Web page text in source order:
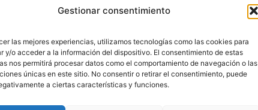
Gestionar consentimiento
las mejores experiencias, utilizamos tecnologías como las cookies para
y/o acceder a la información del dispositivo. El consentimiento de estas
nos permitirá procesar datos como el comportamiento de navegación o las
únicas en este sitio. No consentir o retirar el consentimiento, puede
a ciertas características y funciones.